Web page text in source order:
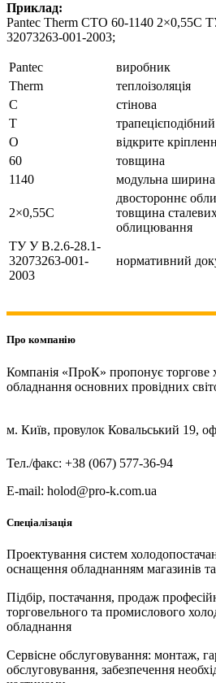
Приклад:
Pantec Therm СТО 60-1140 2×0,55C
32073263-001-2003;
Pantec
виробник
Therm
теплоізоляція
С
стінова
Т
О
відкрите
60
товщина
1140
модульна ширина
2×0,55C
двостороннє
товщина
облицювання
ТУ У В.2.6-28.1-
32073263-001-
2003
нормативний
Про компанію
Компанія «ПроК» пропонує торгове
обладнання основних провідних
м. Київ, провулок Ковальський 19,
Тел./факс: +38 (067) 577-36-94
E-mail: holod@pro-k.com.ua
Спеціалізація
Проектування систем
оснащення обладнанням магазинів
Підбір, постачання, продаж
торговельного та промислового
обладнання
Сервісне обслуговування: монтаж,
обслуговування, забезпечення